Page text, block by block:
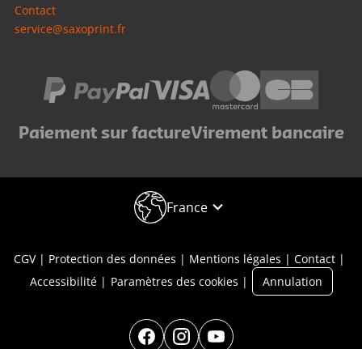
Contact
service@saxoprint.fr
Paiement sur factureVirement bancaire
France
CGV Protection des données Mentions légales
Contact
Accessibilité
Paramètres des cookies Annulation